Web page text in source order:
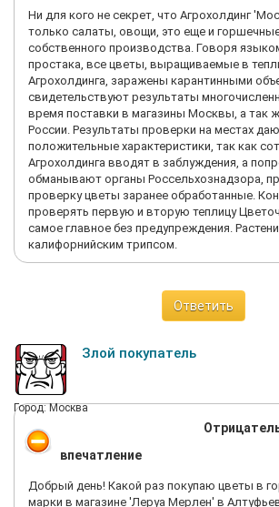
Ни для кого не секрет, что Агрохолдинг
только салаты, овощи, это еще и
собственного производства. Говоря
простака, все цветы, выращиваемые в
Агрохолдинга, заражены карантинными
свидетельствуют результаты
время поставки в магазины Москвы, а так
России. Результаты проверки на местах
положительные характеристики, так как
Агрохолдинга вводят в заблуждения, а
обманывают органы Россельхознадзора,
проверку цветы заранее обработанные.
проверять первую и вторую теплицу
самое главное без предупреждения.
калифорнийским трипсом.
Ответить
Злой покупатель
Город: Москва
впечатление
Добрый день! Какой раз покупаю цветы в
марки в магазине 'Леруа Мерлен' в